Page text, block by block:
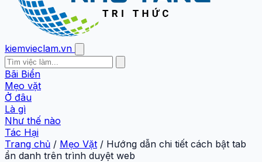
kiemvieclam.vn
Bãi Biển
Mẹo vặt
Ở đâu
Là gì
Như thế nào
Tác Hại
Trang chủ / Mẹo Vặt / Hướng dẫn chi tiết cách bật tab
ẩn danh trên trình duyệt web